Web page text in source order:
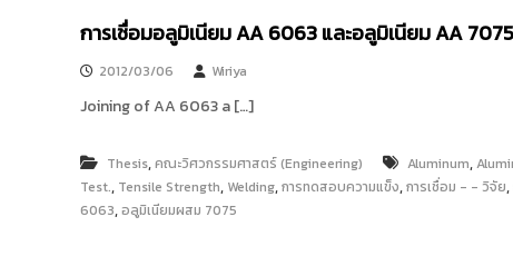
p
o
s
i
o
r
y
ร
ช
ม
ล
ธั
ญ
การเชื่อมอลูมิเนียม AA 6063 และอลูมิเนียม AA
2012/03/06 Wiriya
Joining of AA 6063 a […]
Thesis,คณะวิศวกรรมศาสตร์ (Engineering) Aluminum,
Test., Tensile Strength, Welding,การทดสอบความแข็ง,การเชื่อม - - วิจัย,
6063,อลูมิเนียมผสม 7075